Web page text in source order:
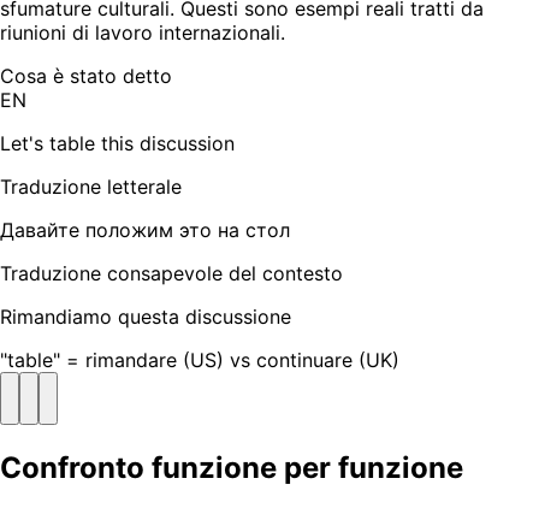
sfumature culturali. Questi sono esempi reali tratti da
riunioni di lavoro internazionali.
Cosa è stato detto
EN
Let's table this discussion
Traduzione letterale
Давайте положим это на стол
Traduzione consapevole del contesto
Rimandiamo questa discussione
"table" = rimandare (US) vs continuare (UK)
Confronto funzione per funzione